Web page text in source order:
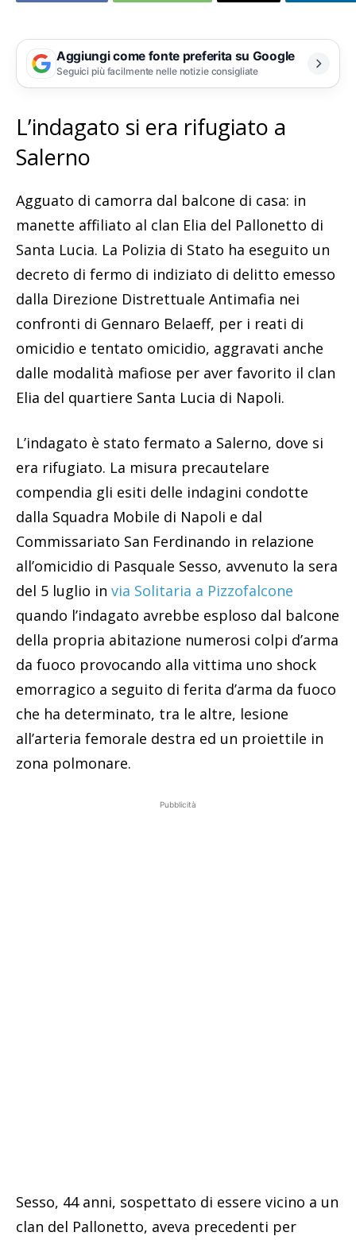
Aggiungi come fonte preferita su Google
Seguici più facilmente nelle notizie consigliate
L’indagato si era rifugiato a
Salerno
Agguato di camorra dal balcone di casa: in
manette affiliato al clan Elia del Pallonetto di
Santa Lucia. La Polizia di Stato ha eseguito un
decreto di fermo di indiziato di delitto emesso
dalla Direzione Distrettuale Antimafia nei
confronti di Gennaro Belaeff, per i reati di
omicidio e tentato omicidio, aggravati anche
dalle modalità mafiose per aver favorito il clan
Elia del quartiere Santa Lucia di Napoli.
L’indagato è stato fermato a Salerno, dove si
era rifugiato. La misura precautelare
compendia gli esiti delle indagini condotte
dalla Squadra Mobile di Napoli e dal
Commissariato San Ferdinando in relazione
all’omicidio di Pasquale Sesso, avvenuto la sera
del 5 luglio in via Solitaria a Pizzofalcone
quando l’indagato avrebbe esploso dal balcone
della propria abitazione numerosi colpi d’arma
da fuoco provocando alla vittima uno shock
emorragico a seguito di ferita d’arma da fuoco
che ha determinato, tra le altre, lesione
all’arteria femorale destra ed un proiettile in
zona polmonare.
Pubblicità
Sesso, 44 anni, sospettato di essere vicino a un
clan del Pallonetto, aveva precedenti per